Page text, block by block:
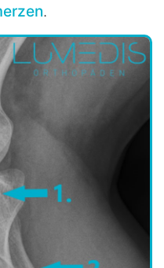
.